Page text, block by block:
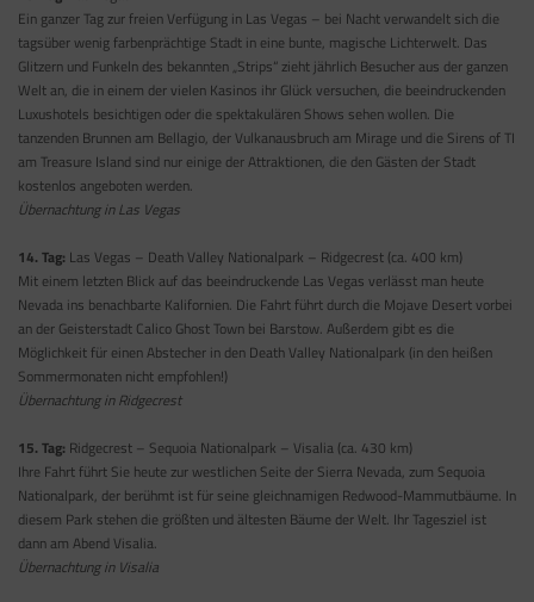
Ein ganzer Tag zur freien Verfügung in Las Vegas – bei Nacht verwandelt sich die
tagsüber wenig farbenprächtige Stadt in eine bunte, magische Lichterwelt. Das
Glitzern und Funkeln des bekannten „Strips“ zieht jährlich Besucher aus der ganzen
Welt an, die in einem der vielen Kasinos ihr Glück versuchen, die beeindruckenden
Luxushotels besichtigen oder die spektakulären Shows sehen wollen. Die
tanzenden Brunnen am Bellagio, der Vulkanausbruch am Mirage und die Sirens of TI
am Treasure Island sind nur einige der Attraktionen, die den Gästen der Stadt
kostenlos angeboten werden.
Übernachtung in Las Vegas
14. Tag: Las Vegas – Death Valley Nationalpark – Ridgecrest (ca. 400 km)
Mit einem letzten Blick auf das beeindruckende Las Vegas verlässt man heute
Nevada ins benachbarte Kalifornien. Die Fahrt führt durch die Mojave Desert vorbei
an der Geisterstadt Calico Ghost Town bei Barstow. Außerdem gibt es die
Möglichkeit für einen Abstecher in den Death Valley Nationalpark (in den heißen
Sommermonaten nicht empfohlen!)
Übernachtung in Ridgecrest
15. Tag: Ridgecrest – Sequoia Nationalpark – Visalia (ca. 430 km)
Ihre Fahrt führt Sie heute zur westlichen Seite der Sierra Nevada, zum Sequoia
Nationalpark, der berühmt ist für seine gleichnamigen Redwood-Mammutbäume. In
diesem Park stehen die größten und ältesten Bäume der Welt. Ihr Tagesziel ist
dann am Abend Visalia.
Übernachtung in Visalia